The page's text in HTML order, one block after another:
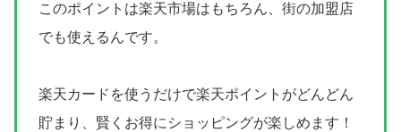
このポイントは楽天市場はもちろん、街の加盟店
でも使えるんです。
楽天カードを使うだけで楽天ポイントがどんどん
貯まり、賢くお得にショッピングが楽しめます！